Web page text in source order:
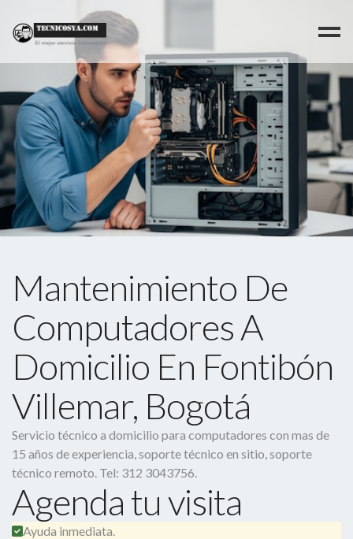
Mantenimiento De
Computadores A
Domicilio En Fontibón
Villemar, Bogotá
Servicio técnico a domicilio para computadores con mas de
15 años de experiencia, soporte técnico en sitio, soporte
técnico remoto. Tel: 312 3043756.
Agenda tu visita
Ayuda inmediata.